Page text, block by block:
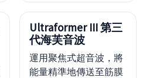
Ultraformer III 第三
代海芙音波
運用聚焦式超音波，將
能量精準地傳送至筋膜